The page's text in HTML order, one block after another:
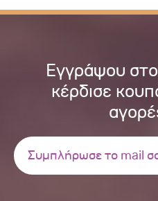
Εγγράψου
κέρδισε